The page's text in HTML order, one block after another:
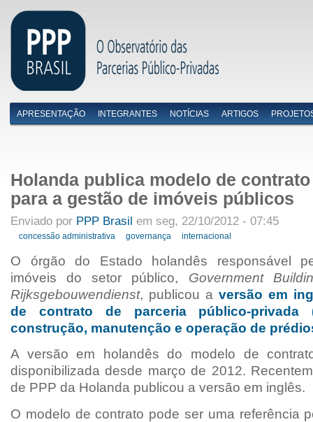
Menu primário
APRESENTAÇÃO INTEGRANTES NOTÍCIAS ARTIGOS
Holanda publica modelo de contrato
para a gestão de imóveis públicos
Enviado por PPP Brasil em seg, 22/10/2012 - 07:45
concessão administrativa governança internacional
O órgão do Estado holandês responsável
imóveis do setor público, Government
Rijksgebouwendienst, publicou a versão em
de contrato de parceria público-privada
construção, manutenção e operação de
A versão em holandês do modelo de
disponibilizada desde março de 2012.
de PPP da Holanda publicou a versão em inglês.
O modelo de contrato pode ser uma referência